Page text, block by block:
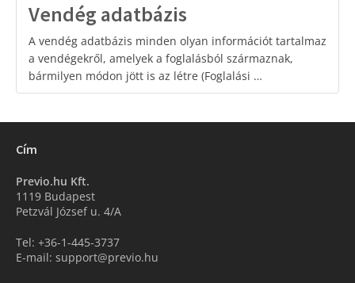
Vendég adatbázis
A vendég adatbázis minden olyan információt tartalmaz
a vendégekről, amelyek a foglalásból származnak,
bármilyen módon jött is az létre (Foglalási …
Cím
Previo.hu Kft.
1119 Budapest
Petzvál József u. 4/A
Tel: +36-1-445-3737
E-mail: support@previo.hu